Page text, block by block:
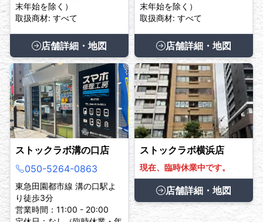
末年始を除く）
取扱商材: すべて
店舗詳細・地図
末年始を除く）
取扱商材: すべて
店舗詳細・地図
ストックラボ溝の口店
050-5264-0863
東急田園都市線 溝の口駅よ
り徒歩3分
営業時間：11:00 - 20:00
ストックラボ横浜店
現在、臨時休業中です。
店舗詳細・地図